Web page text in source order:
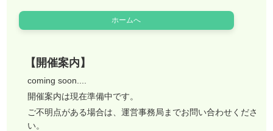
ホームへ
【開催案内】
coming soon....
開催案内は現在準備中です。
ご不明点がある場合は、運営事務局までお問い合わせくださ
い。